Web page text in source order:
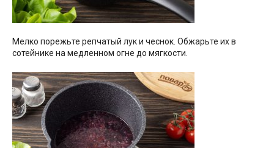
Мелко порежьте репчатый лук и чеснок. Обжарьте их в
сотейнике на медленном огне до мягкости.